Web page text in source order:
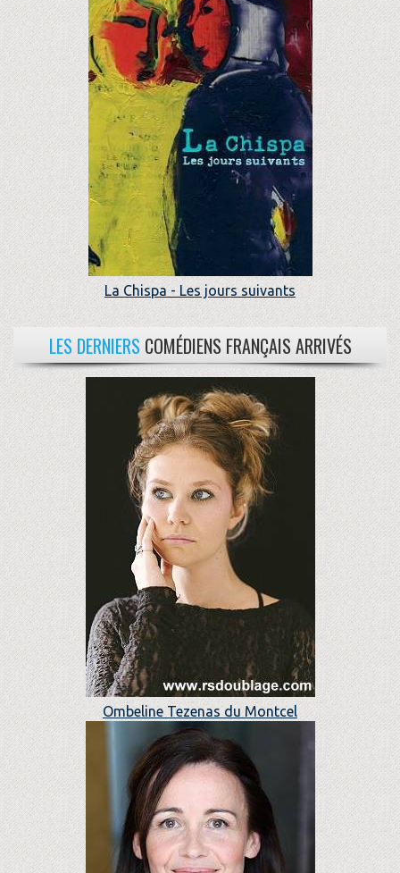
La Chispa - Les jours suivants
LES DERNIERS COMÉDIENS FRANÇAIS ARRIVÉS
Ombeline Tezenas du Montcel